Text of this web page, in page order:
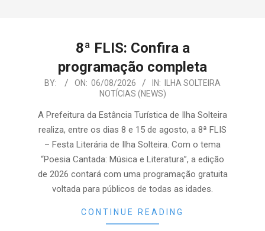
8ª FLIS: Confira a
programação completa
2026-
06
BY: ON: 06/08/2026 IN:
ILHA SOLTEIRA
NOTÍCIAS (NEWS)
A Prefeitura da Estância Turística de Ilha Solteira
realiza, entre os dias 8 e 15 de agosto, a 8ª FLIS
– Festa Literária de Ilha Solteira. Com o tema
“Poesia Cantada: Música e Literatura”, a edição
de 2026 contará com uma programação gratuita
voltada para públicos de todas as idades.
CONTINUE READING